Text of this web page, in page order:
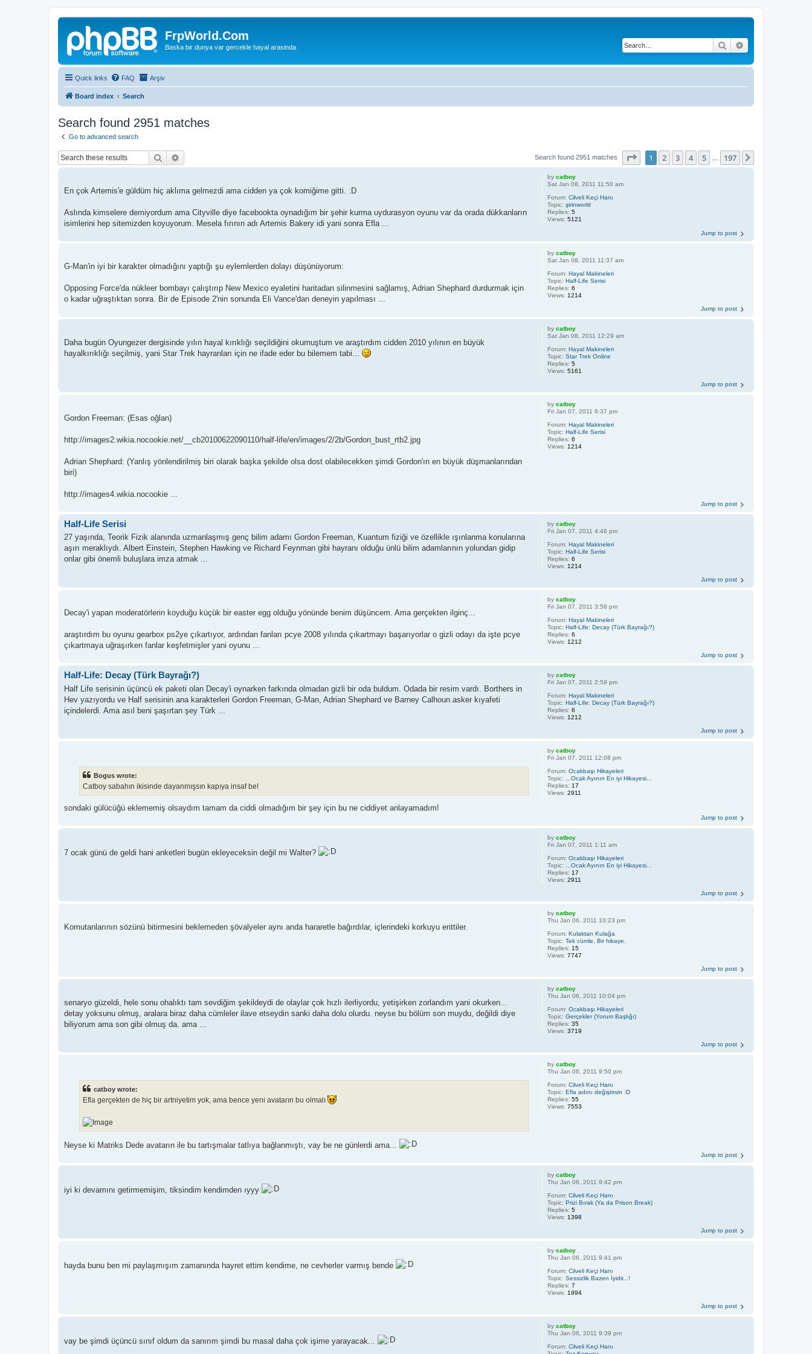
FrpWorld.Com
Baska bir dunya var gercekle hayal arasinda Search
Quick links FAQ Arşiv
Board index Search
Search found 2951 matches
Go to advanced search
Search Search found 2951 matches Page of 197
1 2 3 4 5 197
bycatboy
Sat Jan 08, 2011 11:50 am
Forum:Cilveli Keçi Hanı
Topic:şirinworld
Replies:5
Views:5121
En çok Artemis'e güldüm hiç aklıma gelmezdi ama cidden ya çok komiğime gitti. :D
Aslında kimselere demiyordum ama Cityville diye facebookta oynadığım bir şehir kurma uydurasyon oyunu var da orada dükkanların
isimlerini hep sitemizden koyuyorum. Mesela fırının adı Artemis Bakery idi yani sonra Efla ...
Jump to post
bycatboy
Sat Jan 08, 2011 11:37 am
Forum:Hayal Makineleri
Topic:Half-Life Serisi
Replies:6
Views: 1214
G-Man'in iyi bir karakter olmadığını yaptığı şu eylemlerden dolayı düşünüyorum:
Opposing Force'da nükleer bombayı çalıştırıp New Mexico eyaletini haritadan silinmesini sağlamış, Adrian Shephard durdurmak için
o kadar uğraştıktan sonra. Bir de Episode 2'nin sonunda Eli Vance'dan deneyin yapılması ...
Jump to post
bycatboy
Sat Jan 08, 2011 12:29 am
Forum:Hayal Makineleri
Topic:Star Trek Online
Replies:5
Views:5161
Daha bugün Oyungezer dergisinde yılın hayal kırıklığı seçildiğini okumuştum ve araştırdım cidden 2010 yılının en büyük
hayalkırıklığı seçilmiş, yani Star Trek hayranları için ne ifade eder bu bilemem tabi...
Jump to post
bycatboy
Fri Jan 07, 2011 6:37 pm
Forum:Hayal Makineleri
Topic:Half-Life Serisi
Replies:6
Views: 1214
Gordon Freeman: (Esas oğlan)
http://images2.wikia.nocookie.net/__cb20100622090110/half-life/en/images/2/2b/Gordon_bust_rtb2.jpg
Adrian Shephard: (Yanlış yönlendirilmiş biri olarak başka şekilde olsa dost olabilecekken şimdi Gordon'ın en büyük düşmanlarından
biri)
http://images4.wikia.nocookie ...
Jump to post
bycatboy
Fri Jan 07, 2011 4:46 pm
Forum:Hayal Makineleri
Topic:Half-Life Serisi
Replies:6
Views: 1214
Half-Life Serisi
27 yaşında, Teorik Fizik alanında uzmanlaşmış genç bilim adamı Gordon Freeman, Kuantum fiziği ve özellikle ışınlanma konularına
aşırı meraklıydı. Albert Einstein, Stephen Hawking ve Richard Feynman gibi hayranı olduğu ünlü bilim adamlarının yolundan gidip
onlar gibi önemli buluşlara imza atmak ...
Jump to post
bycatboy
Fri Jan 07, 2011 3:58 pm
Forum:Hayal Makineleri
Topic:Half-Life: Decay (Türk Bayrağı?)
Replies:6
Views: 1212
Decay'i yapan moderatörlerin koyduğu küçük bir easter egg olduğu yönünde benim düşüncem. Ama gerçekten ilginç...
araştırdım bu oyunu gearbox ps2ye çıkartıyor, ardından fanları pcye 2008 yılında çıkartmayı başarıyorlar o gizli odayı da işte pcye
çıkartmaya uğraşırken fanlar keşfetmişler yani oyunu ...
Jump to post
bycatboy
Fri Jan 07, 2011 2:59 pm
Forum:Hayal Makineleri
Topic:Half-Life: Decay (Türk Bayrağı?)
Replies:6
Views: 1212
Half-Life: Decay (Türk Bayrağı?)
Half Life serisinin üçüncü ek paketi olan Decay'i oynarken farkında olmadan gizli bir oda buldum. Odada bir resim vardı. Borthers in
Hev yazıyordu ve Half serisinin ana karakterleri Gordon Freeman, G-Man, Adrian Shephard ve Barney Calhoun asker kıyafeti
içindelerdi. Ama asıl beni şaşırtan şey Türk ...
Jump to post
bycatboy
Fri Jan 07, 2011 12:08 pm
Forum:Ocakbaşı Hikayeleri
Topic:
...Ocak Ayının En iyi Hikayesi...
Replies: 17
Views:2911
Bogus wrote:
Catboy sabahın ikisinde dayanmışsın kapıya insaf be!
sondaki gülücüğü eklememiş olsaydım tamam da ciddi olmadığım bir şey için bu ne ciddiyet anlayamadım!
Jump to post
bycatboy
Fri Jan 07, 2011 1:11 am
Forum:Ocakbaşı Hikayeleri
Topic:
...Ocak Ayının En iyi Hikayesi...
Replies: 17
Views:2911
7 ocak günü de geldi hani anketleri bugün ekleyeceksin değil mi Walter?
Jump to post
bycatboy
Thu Jan 06, 2011 10:23 pm
Forum:Kulaktan Kulağa
Topic:Tek cümle, Bir hikaye.
Replies: 15
Views:7747
Komutanlarının sözünü bitirmesini beklemeden şövalyeler aynı anda hararetle bağırdılar, içlerindeki korkuyu erittiler.
Jump to post
bycatboy
Thu Jan 06, 2011 10:04 pm
Forum:Ocakbaşı Hikayeleri
Topic:Gerçekler (Yorum Başlığı)
Replies:35
Views:3719
senaryo güzeldi, hele sonu ohalıktı tam sevdiğim şekildeydi de olaylar çok hızlı ilerliyordu, yetişirken zorlandım yani okurken...
detay yoksunu olmuş, aralara biraz daha cümleler ilave etseydin sanki daha dolu olurdu. neyse bu bölüm son muydu, değildi diye
biliyorum ama son gibi olmuş da. ama ...
Jump to post
bycatboy
Thu Jan 06, 2011 9:50 pm
Forum:Cilveli Keçi Hanı
Topic:Efla adını değiştirsin :D
Replies:55
Views:7553
catboy wrote:
Efla gerçekten de hiç bir artniyetim yok, ama bence yeni avatarın bu olmalı
Neyse ki Matriks Dede avatarın ile bu tartışmalar tatlıya bağlanmıştı, vay be ne günlerdi ama...
Jump to post
bycatboy
Thu Jan 06, 2011 9:42 pm
Forum:Cilveli Keçi Hanı
Topic:Prizi Bırak (Ya da Prison Break)
Replies:5
Views: 1398
iyi ki devamını getirmemişim, tiksindim kendimden ıyyy
Jump to post
bycatboy
Thu Jan 06, 2011 9:41 pm
Forum:Cilveli Keçi Hanı
Topic:Sessizlik Bazen İyidir...!
Replies:7
Views: 1994
hayda bunu ben mi paylaşmışım zamanında hayret ettim kendime, ne cevherler varmış bende
Jump to post
bycatboy
Thu Jan 06, 2011 9:39 pm
Forum:Cilveli Keçi Hanı
vay be şimdi üçüncü sınıf oldum da sanırım şimdi bu masal daha çok işime yarayacak...